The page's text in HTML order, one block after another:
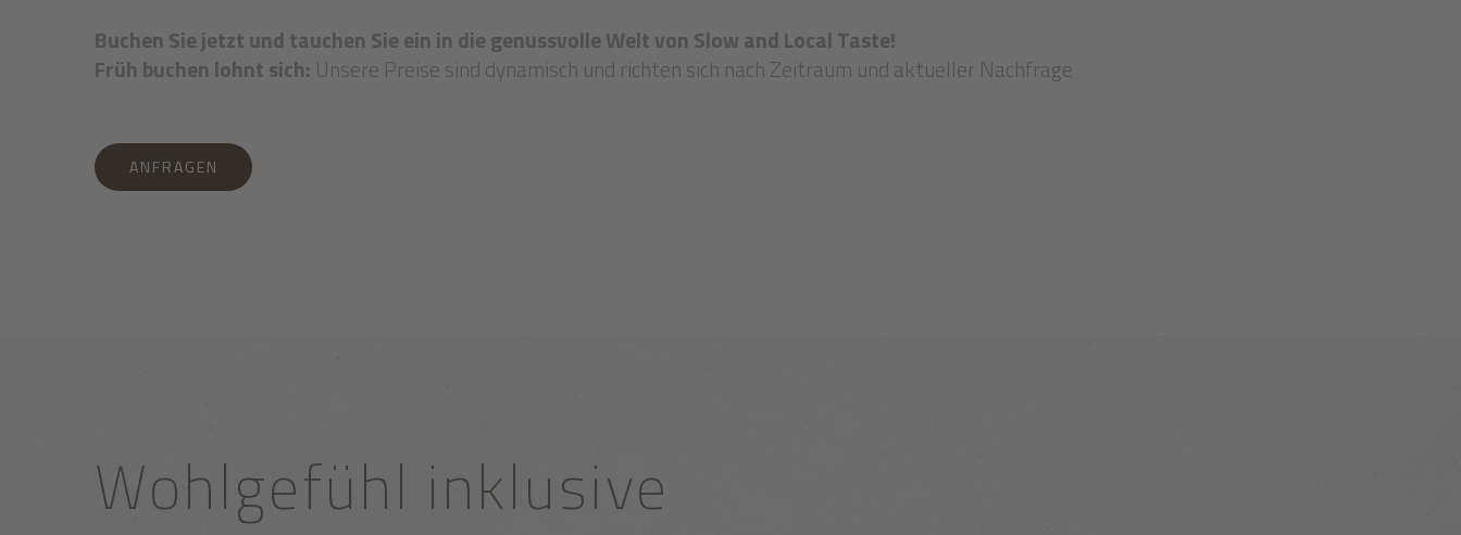
Buchen Sie jetzt und tauchen Sie ein in die genussvolle Welt von Slow and Local Taste!
Früh buchen lohnt sich: Unsere Preise sind dynamisch und richten sich nach Zeitraum und aktueller Nachfrage
ANFRAGEN
Wohlgefühl inklusive